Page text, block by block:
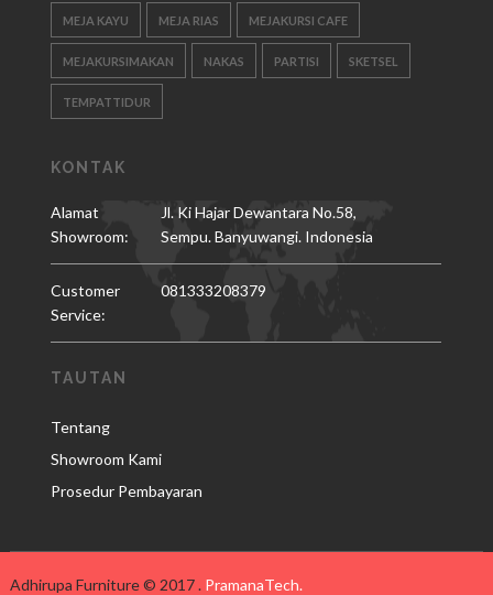
MEJA KAYU MEJA RIAS MEJAKURSI CAFE
MEJAKURSIMAKAN NAKAS PARTISI SKETSEL
TEMPATTIDUR
KONTAK
Alamat
Showroom:
Jl. Ki Hajar Dewantara No.58,
Sempu. Banyuwangi. Indonesia
Customer
Service:
081333208379
TAUTAN
Tentang
Showroom Kami
Prosedur Pembayaran
Adhirupa Furniture © 2017 . PramanaTech.